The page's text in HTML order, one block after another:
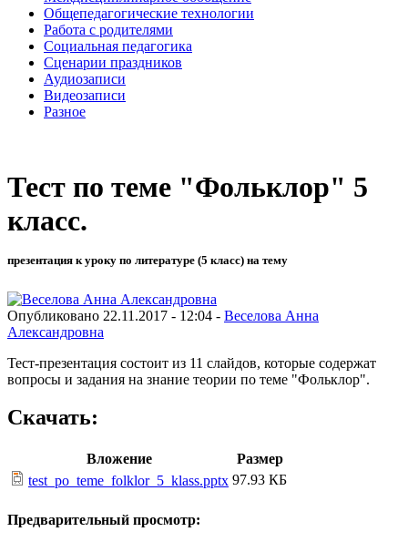
Общепедагогические технологии
Работа с родителями
Социальная педагогика
Сценарии праздников
Аудиозаписи
Видеозаписи
Разное
Тест по теме "Фольклор" 5
класс.
презентация к уроку по литературе (5 класс) на тему
Опубликовано 22.11.2017 - 12:04 - Веселова Анна
Александровна
Тест-презентация состоит из 11 слайдов, которые содержат
вопросы и задания на знание теории по теме "Фольклор".
Скачать:
Вложение
Размер
test_po_teme_folklor_5_klass.pptx 97.93 КБ
Предварительный просмотр: